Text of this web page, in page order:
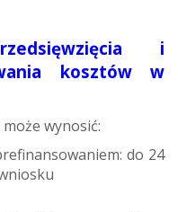
i
kosztów w
wynosić:
do 24